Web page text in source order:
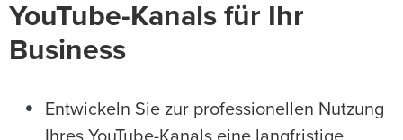
YouTube-Kanals für Ihr
Business
Entwickeln Sie zur professionellen Nutzung